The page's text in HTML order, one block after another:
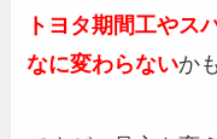
トヨタ期間工やス
なに変わらないか